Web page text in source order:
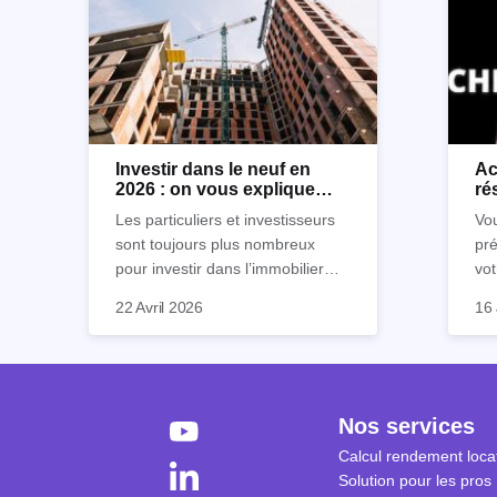
Investir dans le neuf en
2026 : on vous explique
Les particuliers et investisseurs
sont toujours plus nombreux
pour investir dans l’immobilier
nombreux avantages à choisir ce
expliquons tout dans cet article.
22 Avril 2026
la
16
Nos services
Calcul rendement
Solution pour les pros